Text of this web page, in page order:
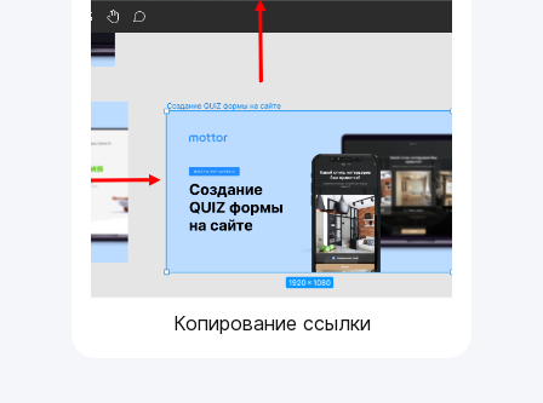
Копирование ссылки